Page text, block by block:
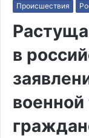
Происшествия
в
военной